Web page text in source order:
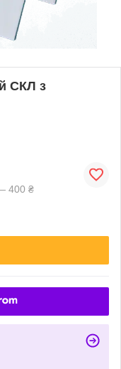
СКЛ з
400 ₴